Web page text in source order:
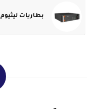
بطاريات ليثيوم RENON سعة 5 كيلو وات